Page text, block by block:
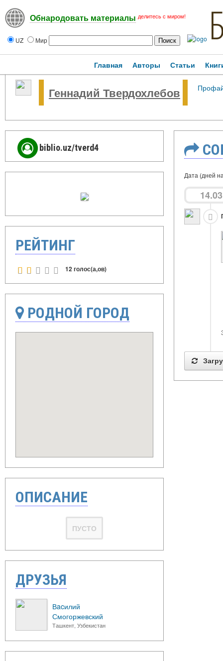
Обнародовать материалы делитесь с миром!
UZ Мир
Главная Авторы Статьи
Геннадий Твердохлебов
biblio.uz/tverd4
РЕЙТИНГ
12 голос(а,ов)
РОДНОЙ ГОРОД
ОПИСАНИЕ
ПУСТО
ДРУЗЬЯ
Вacилий
Смогоржевский
Ташкент, Узбекистан
Дата (дней